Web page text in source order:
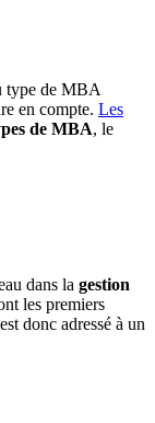
type de MBA
en compte. Les
de MBA, le
dans la gestion
les premiers
donc adressé à un